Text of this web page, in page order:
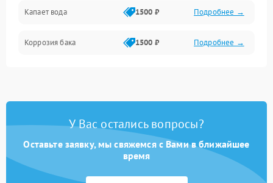
Капает вода 1500 ₽ Подробнее →
Коррозия бака 1500 ₽ Подробнее →
У Вас остались вопросы?
Оставьте заявку, мы свяжемся с Вами в ближайшее
время